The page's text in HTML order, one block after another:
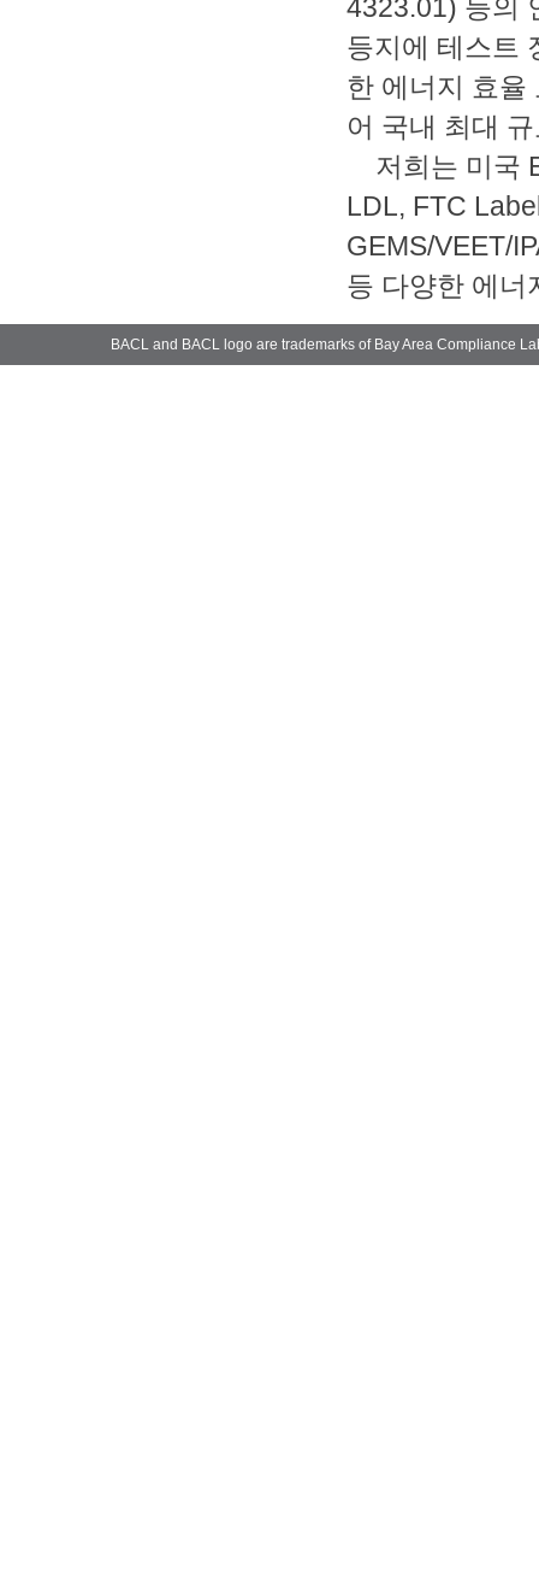
4323.01) 등의
등지에 테스트
한 에너지 효율
어 국내 최대
저희는 미국
LDL, FTC
GEMS/VEET/
등 다양한 에너
BACL and BACL logo are trademarks of Bay Area